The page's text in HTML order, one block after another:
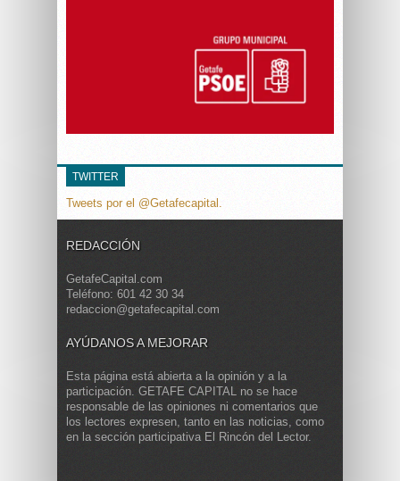
TWITTER
Tweets por el @Getafecapital.
REDACCIÓN
GetafeCapital.com
Teléfono: 601 42 30 34
redaccion@getafecapital.com
AYÚDANOS A MEJORAR
Esta página está abierta a la opinión y a la
participación. GETAFE CAPITAL no se hace
responsable de las opiniones ni comentarios que
los lectores expresen, tanto en las noticias, como
en la sección participativa El Rincón del Lector.